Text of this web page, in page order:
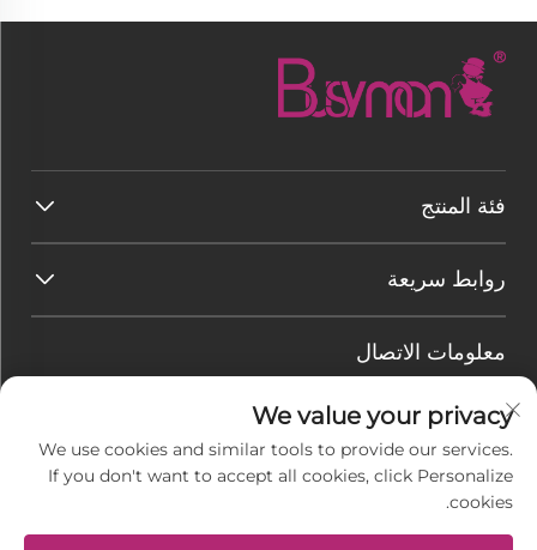
فئة المنتج
روابط سريعة
معلومات الاتصال
البريد الإلكتروني:
هاتف:+86-177 7875 6567
Office add : رقم 128-8 طريق تاي هانغ شان، منطقة
مقاطعة جيانغسو، الصين
We value your privacy
We use cookies and similar tools to provide our services.
If you don't want to accept all cookies, click Personalize
cookies.